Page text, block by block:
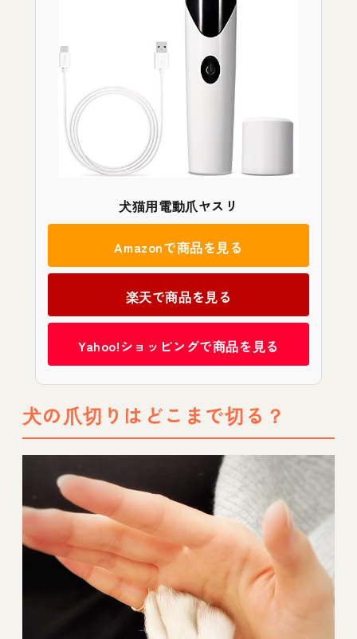
犬猫用電動爪ヤスリ
Amazonで商品を見る
楽天で商品を見る
Yahoo!ショッピングで商品を見る
犬の爪切りはどこまで切る？